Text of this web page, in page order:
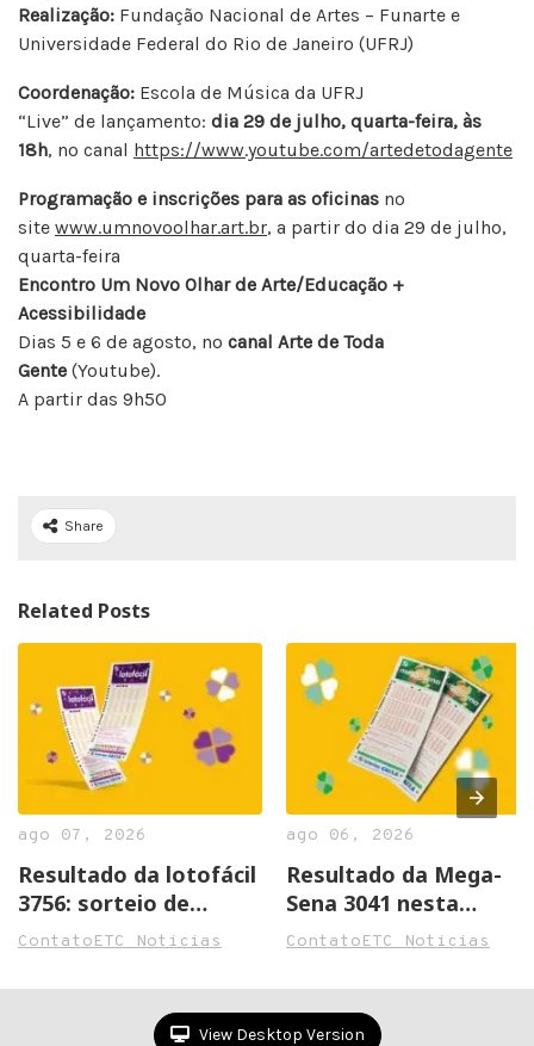
Realização: Fundação Nacional de Artes – Funarte e
Universidade Federal do Rio de Janeiro (UFRJ)
Coordenação: Escola de Música da UFRJ
“Live” de lançamento: dia 29 de julho, quarta-feira, às
18h, no canal https://www.youtube.com/artedetodagente
Programação e inscrições para as oficinas no
site www.umnovoolhar.art.br, a partir do dia 29 de julho,
quarta-feira
Encontro Um Novo Olhar de Arte/Educação +
Acessibilidade
Dias 5 e 6 de agosto, no canal Arte de Toda
Gente (Youtube).
A partir das 9h50
Share
Related Posts
ago 07, 2026
Resultado da lotofácil
3756: sorteio de
sexta-feira
ContatoETC Noticias
ago 06, 2026
Resultado da Mega-
Sena 3041 nesta
quinta-feira
ContatoETC Noticias
View Desktop Version